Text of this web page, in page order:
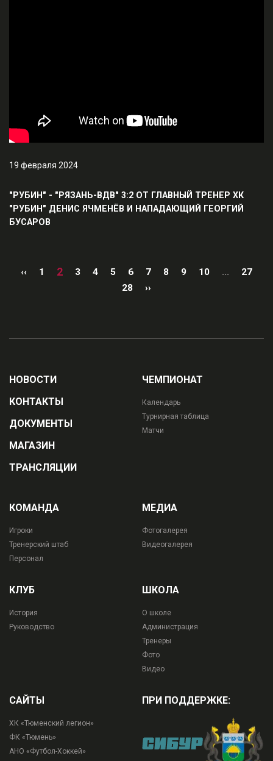
19 февраля 2024
"РУБИН" - "РЯЗАНЬ-ВДВ" 3:2 ОТ ГЛАВНЫЙ ТРЕНЕР ХК
"РУБИН" ДЕНИС ЯЧМЕНЁВ И НАПАДАЮЩИЙ ГЕОРГИЙ
БУСАРОВ
‹‹ 1 2 3 4 5 6 7 8 9 10 ...
27
28
››
НОВОСТИ
КОНТАКТЫ
ДОКУМЕНТЫ
МАГАЗИН
ТРАНСЛЯЦИИ
ЧЕМПИОНАТ
Календарь
Турнирная таблица
Матчи
КОМАНДА
Игроки
Тренерский штаб
Персонал
МЕДИА
Фотогалерея
Видеогалерея
КЛУБ
История
Руководство
ШКОЛА
О школе
Администрация
Тренеры
Фото
Видео
САЙТЫ
ХК «Тюменский легион»
ФК «Тюмень»
АНО «Футбол-Хоккей»
ПРИ ПОДДЕРЖКЕ: